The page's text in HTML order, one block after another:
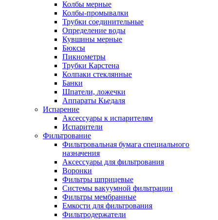
Колбы мерные
Колбы-промывалки
Трубки соединительные
Определение воды
Кувшины мерные
Бюксы
Пикнометры
Трубки Карстена
Колпаки стеклянные
Банки
Шпатели, ложечки
Аппараты Кьедаля
Испарение
Аксессуары к испарителям
Испарители
Фильтрование
Фильтровальная бумага специального
назначения
Аксессуары для фильтрования
Воронки
Фильтры шприцевые
Системы вакуумной фильтрации
Фильтры мембранные
Емкости для фильтрования
Фильтродержатели